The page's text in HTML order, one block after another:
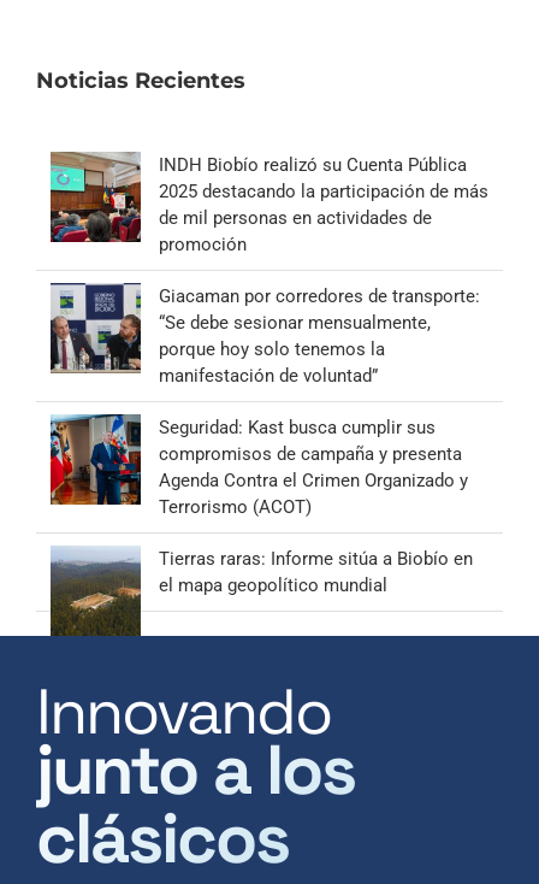
Noticias Recientes
INDH Biobío realizó su Cuenta Pública
2025 destacando la participación de más
de mil personas en actividades de
promoción
Giacaman por corredores de transporte:
“Se debe sesionar mensualmente,
porque hoy solo tenemos la
manifestación de voluntad”
Seguridad: Kast busca cumplir sus
compromisos de campaña y presenta
Agenda Contra el Crimen Organizado y
Terrorismo (ACOT)
Tierras raras: Informe sitúa a Biobío en
el mapa geopolítico mundial
Innovando
junto a los
clásicos